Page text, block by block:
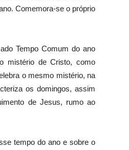
Comemora-se o próprio
Tempo Comum do ano
mistério de Cristo, como
o mesmo mistério, na
os domingos, assim
de Jesus, rumo ao
tempo do ano e sobre o